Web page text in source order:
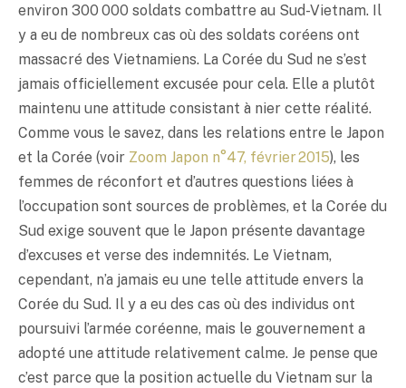
environ 300 000 soldats combattre au Sud-Vietnam. Il
y a eu de nombreux cas où des soldats coréens ont
massacré des Vietnamiens. La Corée du Sud ne s’est
jamais officiellement excusée pour cela. Elle a plutôt
maintenu une attitude consistant à nier cette réalité.
Comme vous le savez, dans les relations entre le Japon
et la Corée (voir Zoom Japon n°47, février 2015), les
femmes de réconfort et d’autres questions liées à
l’occupation sont sources de problèmes, et la Corée du
Sud exige souvent que le Japon présente davantage
d’excuses et verse des indemnités. Le Vietnam,
cependant, n’a jamais eu une telle attitude envers la
Corée du Sud. Il y a eu des cas où des individus ont
poursuivi l’armée coréenne, mais le gouvernement a
adopté une attitude relativement calme. Je pense que
c’est parce que la position actuelle du Vietnam sur la